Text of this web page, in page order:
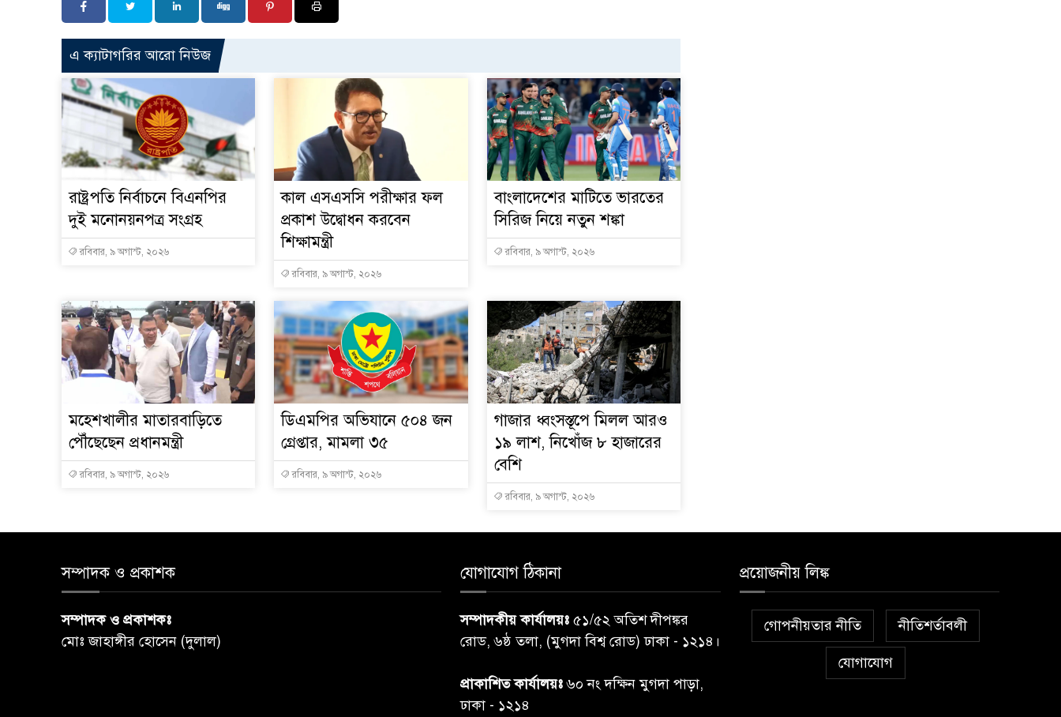
এ ক্যাটাগরির আরো নিউজ
রাষ্ট্রপতি নির্বাচনে বিএনপির
দুই মনোনয়নপত্র সংগ্রহ
রবিবার, ৯ অগাস্ট, ২০২৬
কাল এসএসসি পরীক্ষার ফল
প্রকাশ উদ্বোধন করবেন
শিক্ষামন্ত্রী
রবিবার, ৯ অগাস্ট, ২০২৬
বাংলাদেশের মাটিতে ভারতের
সিরিজ নিয়ে নতুন শঙ্কা
রবিবার, ৯ অগাস্ট, ২০২৬
মহেশখালীর মাতারবাড়িতে
পৌঁছেছেন প্রধানমন্ত্রী
রবিবার, ৯ অগাস্ট, ২০২৬
ডিএমপির অভিযানে ৫০৪ জন
গ্রেপ্তার, মামলা ৩৫
রবিবার, ৯ অগাস্ট, ২০২৬
গাজার ধ্বংসস্তূপে মিলল আরও
১৯ লাশ, নিখোঁজ ৮ হাজারের
বেশি
রবিবার, ৯ অগাস্ট, ২০২৬
সম্পাদক ও প্রকাশক
সম্পাদক ও প্রকাশকঃ
মোঃ জাহাঙ্গীর হোসেন (দুলাল)
যোগাযোগ ঠিকানা
সম্পাদকীয় কার্যালয়ঃ ৫১/৫২ অতিশ দীপঙ্কর
রোড, ৬ষ্ঠ তলা, (মুগদা বিশ্ব রোড) ঢাকা - ১২১৪।
প্রাকাশিত কার্যালয়ঃ৬০ নং দক্ষিন মুগদা পাড়া,
ঢাকা - ১২১৪
প্রয়োজনীয় লিঙ্ক
গোপনীয়তার নীতি নীতিশর্তাবলী
যোগাযোগ